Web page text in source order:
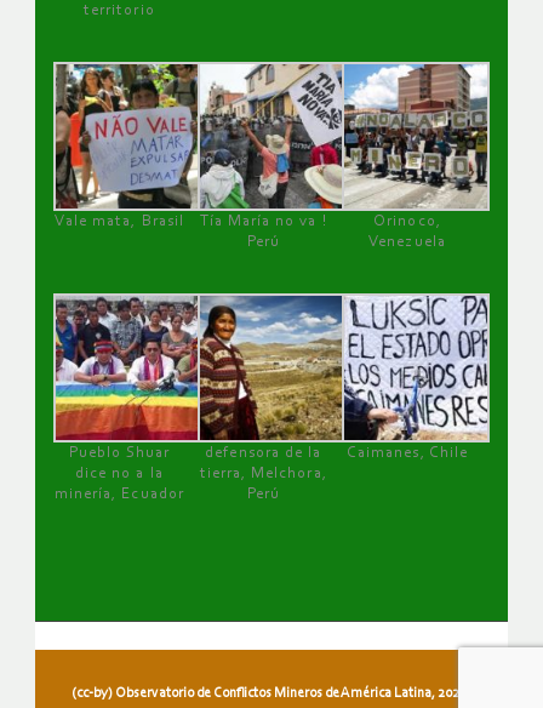
territorio
Vale mata, Brasil
Tía María no va !
Perú
Orinoco,
Venezuela
Pueblo Shuar
dice no a la
minería, Ecuador
defensora de la
tierra, Melchora,
Perú
Caimanes, Chile
(cc-by) Observatorio de Conflictos Mineros de América Latina, 2026